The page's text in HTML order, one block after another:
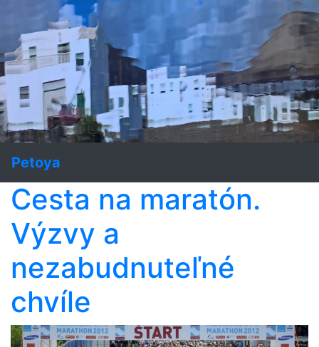
Petoya
Cesta na maratón.
Výzvy a
nezabudnuteľné
chvíle